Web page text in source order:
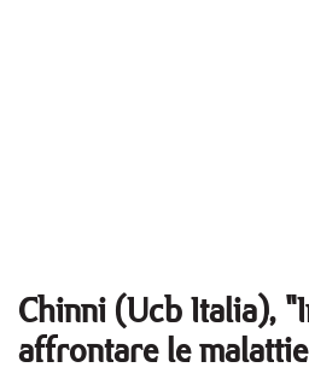
Chinni (Ucb Italia),
affrontare le